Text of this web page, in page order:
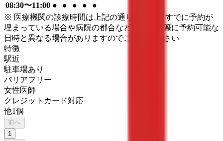
08:30〜11:00 ● ● ● ●
●
※ 医療機関の診療時間は上記の通りですが、すでに予約が
埋まっている場合や病院の都合などにより実際に予約可能な
日時と異なる場合がありますのでご了承ください
特徴
駅近
駐車場あり
バリアフリー
女性医師
クレジットカード対応
他1個
前へ
1